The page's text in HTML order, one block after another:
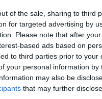
of the sale, sharing to third
for targeted advertising by
Please note that after
based ads based on
to third parties prior to
your personal information by
may also be
that may further